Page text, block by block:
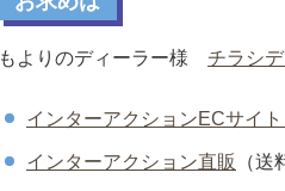
もよりのディーラー様 チラシ
インターアクションECサイト
インターアクション直販 （